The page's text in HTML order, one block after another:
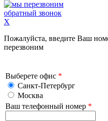
обратный звонок
X
Пожалуйста, введите Ваш
перезвоним
Выберете офис *
Санкт-Петербург
Москва
Ваш телефонный номер *